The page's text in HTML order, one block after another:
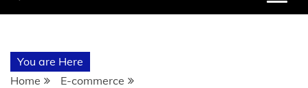
You are Here
Home
E-commerce